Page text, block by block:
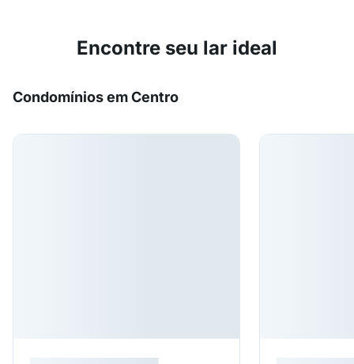
Encontre seu lar ideal
Condomínios em Centro